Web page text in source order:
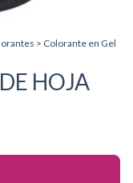
> Colorante en Gel
HOJA